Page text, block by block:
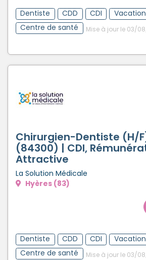
Dentiste CDD CDI
Centre de santé
Mise à jour le 03/
Chirurgien-Dentiste (H/
(84300) | CDI,
Attractive
La Solution Médicale
Hyères (83)
Dentiste CDD CDI
Centre de santé
Mise à jour le 03/